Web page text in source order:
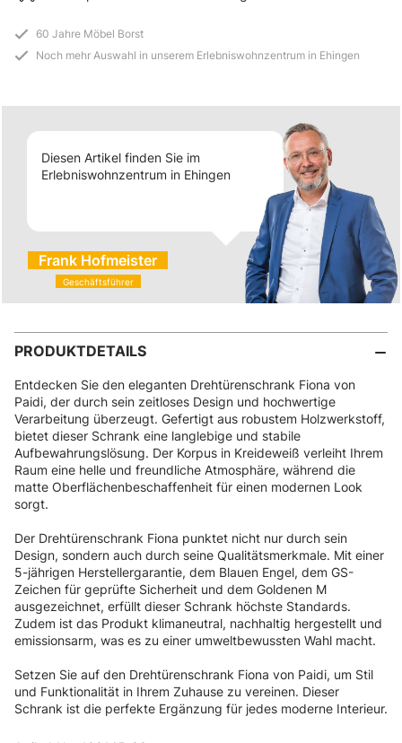
PRODUKTDETAILS
Entdecken Sie den eleganten Drehtürenschrank Fiona von
Paidi, der durch sein zeitloses Design und hochwertige
Verarbeitung überzeugt. Gefertigt aus robustem Holzwerkstoff,
bietet dieser Schrank eine langlebige und stabile
Aufbewahrungslösung. Der Korpus in Kreideweiß verleiht Ihrem
Raum eine helle und freundliche Atmosphäre, während die
matte Oberflächenbeschaffenheit für einen modernen Look
sorgt.
Der Drehtürenschrank Fiona punktet nicht nur durch sein
Design, sondern auch durch seine Qualitätsmerkmale. Mit einer
5-jährigen Herstellergarantie, dem Blauen Engel, dem GS-
Zeichen für geprüfte Sicherheit und dem Goldenen M
ausgezeichnet, erfüllt dieser Schrank höchste Standards.
Zudem ist das Produkt klimaneutral, nachhaltig hergestellt und
emissionsarm, was es zu einer umweltbewussten Wahl macht.
Setzen Sie auf den Drehtürenschrank Fiona von Paidi, um Stil
und Funktionalität in Ihrem Zuhause zu vereinen. Dieser
Schrank ist die perfekte Ergänzung für jedes moderne Interieur.
60 Jahre Möbel Borst
Noch mehr Auswahl in unserem Erlebniswohnzentrum in Ehingen
Diesen Artikel finden Sie im
Erlebniswohnzentrum in Ehingen
Frank Hofmeister
Geschäftsführer